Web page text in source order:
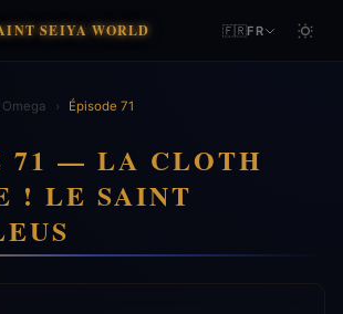
SEIYA WORLD 🇫🇷FR
› Épisode 71
71 — LA CLOTH
! LE SAINT